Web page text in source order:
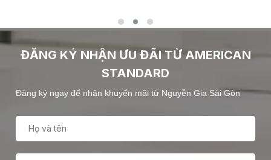
ĐĂNG KÝ NHẬN ƯU ĐÃI TỪ AMERICAN
STANDARD
Đăng ký ngay để nhận khuyến mãi từ Nguyễn Gia Sài Gòn